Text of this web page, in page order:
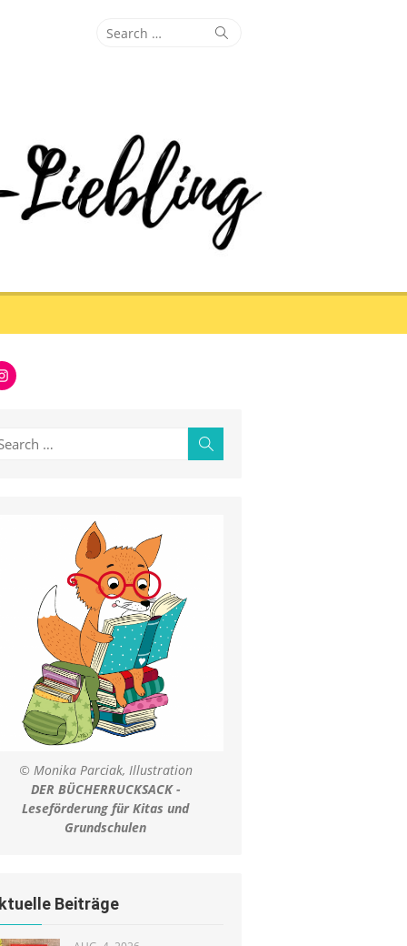
Search
Search
Instagram
© Monika Parciak, Illustration
DER BÜCHERRUCKSACK -
Leseförderung für Kitas und
Grundschulen
Beiträge